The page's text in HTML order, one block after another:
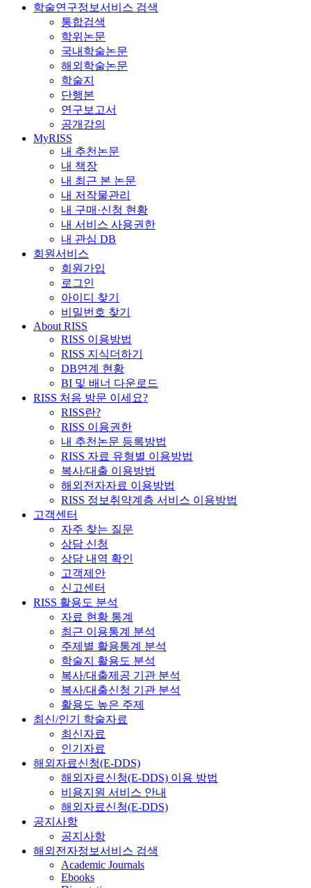
학술연구정보서비스 검색
통합검색
학위논문
국내학술논문
해외학술논문
학술지
단행본
연구보고서
공개강의
MyRISS
내 추천논문
내 책장
내 최근 본 논문
내 저작물관리
내 구매·신청 현황
내 서비스 사용권한
내 관심 DB
회원서비스
회원가입
로그인
아이디 찾기
비밀번호 찾기
About RISS
RISS 이용방법
RISS 지식더하기
DB연계 현황
BI 및 배너 다운로드
RISS 처음 방문 이세요?
RISS란?
RISS 이용권한
내 추천논문 등록방법
RISS 자료 유형별 이용방법
복사/대출 이용방법
해외전자자료 이용방법
RISS 정보취약계층 서비스 이용방법
고객센터
자주 찾는 질문
상담 신청
상담 내역 확인
고객제안
신고센터
RISS 활용도 분석
자료 현황 통계
최근 이용통계 분석
주제별 활용통계 분석
학술지 활용도 분석
복사/대출제공 기관 분석
복사/대출신청 기관 분석
활용도 높은 주제
최신/인기 학술자료
최신자료
인기자료
해외자료신청(E-DDS)
해외자료신청(E-DDS) 이용 방법
비용지원 서비스 안내
해외자료신청(E-DDS)
공지사항
공지사항
해외전자정보서비스 검색
Academic Journals
Ebooks